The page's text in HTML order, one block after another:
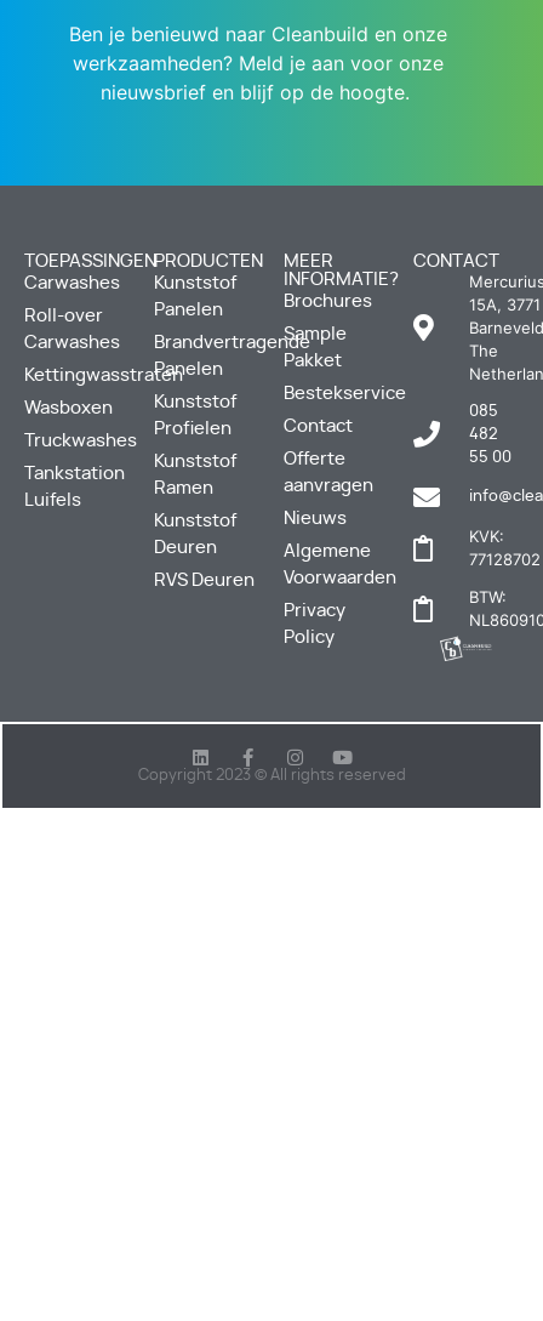
Ben je benieuwd naar Cleanbuild en onze
werkzaamheden? Meld je aan voor onze
nieuwsbrief en blijf op de hoogte.
TOEPASSINGEN
Carwashes
Roll-over
Carwashes
Kettingwasstraten
Wasboxen
Truckwashes
Tankstation
Luifels
PRODUCTEN
Kunststof
Panelen
Brandvertragende
Panelen
Kunststof
Profielen
Kunststof
Ramen
Kunststof
Deuren
RVS Deuren
MEER
INFORMATIE?
Brochures
Sample
Pakket
Bestekservice
Contact
Offerte
aanvragen
Nieuws
Algemene
Voorwaarden
Privacy
Policy
CONTACT
15A,
The
085
482
55 00
KVK:
77128702
BTW:
Copyright 2023 © All rights reserved